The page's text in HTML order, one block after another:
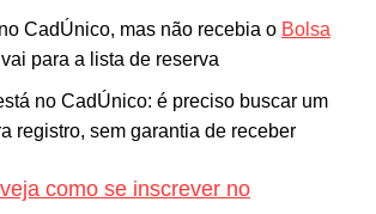
CadÚnico, mas não recebia o Bolsa
vai para a lista de reserva
no CadÚnico: é preciso buscar um
registro, sem garantia de receber
como se inscrever no